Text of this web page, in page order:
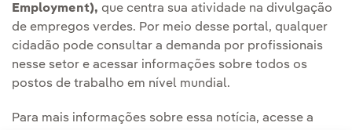
Employment), que centra sua atividade na divulgação
de empregos verdes. Por meio desse portal, qualquer
cidadão pode consultar a demanda por profissionais
nesse setor e acessar informações sobre todos os
postos de trabalho em nível mundial.
Para mais informações sobre essa notícia, acesse a